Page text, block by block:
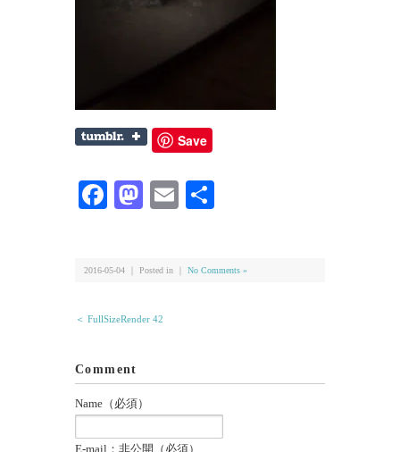
Save
Facebook
Mastodon
Email
2016-05-04 ｜ Posted in ｜ No Comments »
＜ FullSizeRender 42
Comment
Name（必須）
E-mail：非公開（必須）